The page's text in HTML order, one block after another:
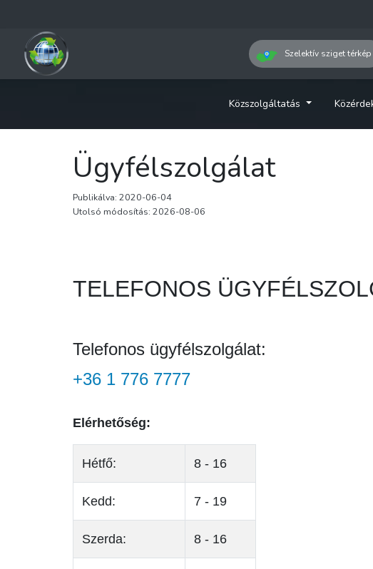
Szelektív sziget térkép
Közszolgáltatás
Ügyfélszolgálat
Publikálva: 2020-06-04
Utolsó módosítás: 2026-08-06
TELEFONOS
Telefonos ügyfélszolgálat:
+36 1 776 7777
Elérhetőség:
Hétfő: 8 - 16
Kedd: 7 - 19
Szerda: 8 - 16